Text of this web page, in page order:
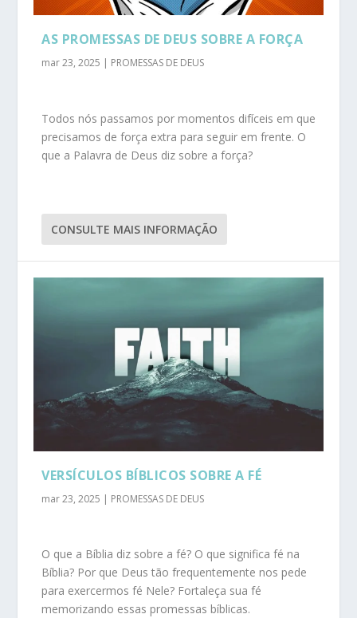
AS PROMESSAS DE DEUS SOBRE A FORÇA
mar 23, 2025 | PROMESSAS DE DEUS
Todos nós passamos por momentos difíceis em que
precisamos de força extra para seguir em frente. O
que a Palavra de Deus diz sobre a força?
CONSULTE MAIS INFORMAÇÃO
VERSÍCULOS BÍBLICOS SOBRE A FÉ
mar 23, 2025 | PROMESSAS DE DEUS
O que a Bíblia diz sobre a fé? O que significa fé na
Bíblia? Por que Deus tão frequentemente nos pede
para exercermos fé Nele? Fortaleça sua fé
memorizando essas promessas bíblicas.